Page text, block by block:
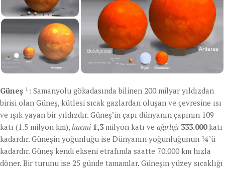
Güneş ¹: Samanyolu gökadasında bilinen 200 milyar yıldızdan
birisi olan Güneş, kütlesi sıcak gazlardan oluşan ve çevresine ısı
ve ışık yayan bir yıldızdır. Güneş’in çapı dünyanın çapının 109
katı (1.5 milyon km), hacmi 1,3milyon katı ve ağırlığı 333.000katı
kadardır. Güneşin yoğunluğu ise Dünyanın yoğunluğunun ¼’ü
kadardır. Güneş kendi ekseni etrafında saatte 70.000 km hızla
döner. Bir turunu ise 25 günde tamamlar. Güneşin yüzey sıcaklığı